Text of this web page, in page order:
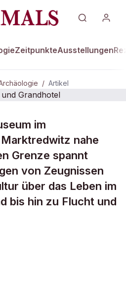
ZeitpunkteAusstellungen
/ Artikel
& ARCHÄOLOGIE
und
im
nahe
Grenze spannt
von Zeugnissen
über das Leben im
bis hin zu Flucht und